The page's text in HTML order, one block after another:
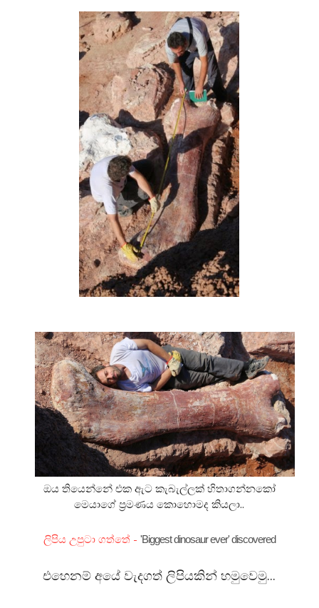
ඔය තියෙන්නේ එක ඇට කැබැල්ලක් හිතාගන්නකෝ
මෙයාගේ ප්‍රමණය කොහොමද කියලා..
ලිපිය උපුටා ගත්තේ - 'Biggest dinosaur ever' discovered
එහෙනම් අයේ වැදගත් ලිපියකින් හමුවෙමු...